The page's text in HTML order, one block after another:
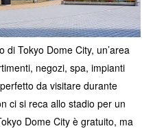
di Tokyo Dome City, un’area
negozi, spa, impianti
da visitare durante
ci si reca allo stadio per un
Dome City è gratuito, ma